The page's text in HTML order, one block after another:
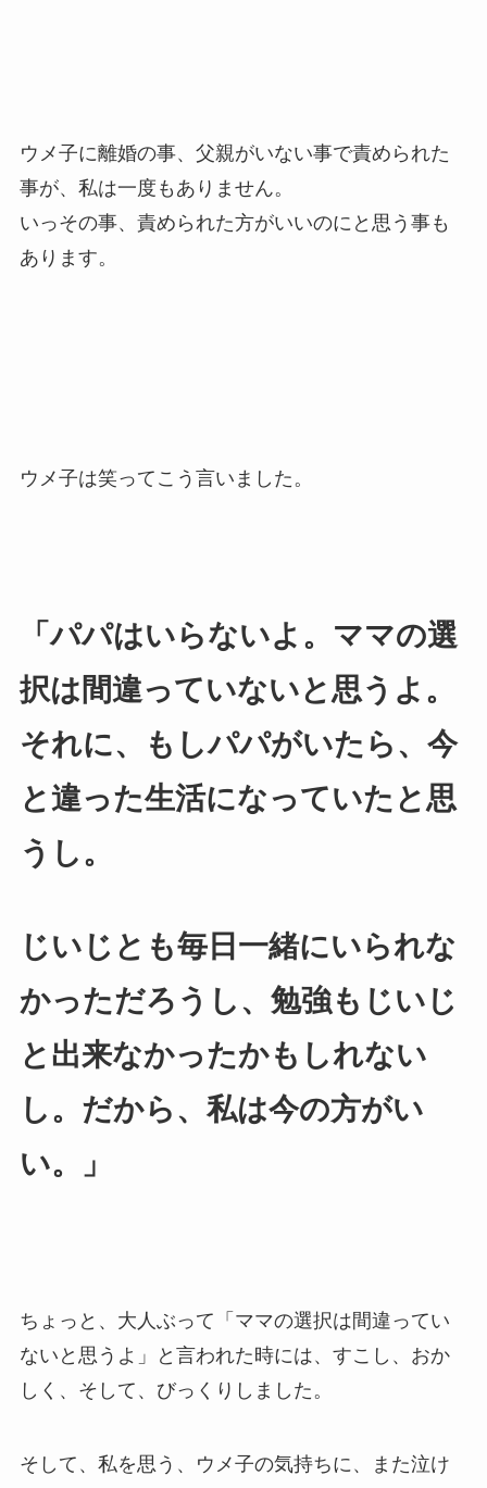
ウメ子に離婚の事、父親がいない事で責められた
事が、私は一度もありません。
いっその事、責められた方がいいのにと思う事も
あります。
ウメ子は笑ってこう言いました。
「パパはいらないよ。ママの選
択は間違っていないと思うよ。
それに、もしパパがいたら、今
と違った生活になっていたと思
うし。
じいじとも毎日 一緒にいられな
かっただろうし、勉強もじいじ
と出来なかったかもしれない
し。だから、私は今の方がい
い。」
ちょっと、大人ぶって「ママの選択は間違ってい
ないと思うよ」と言われた時には、すこし、おか
しく、そして、びっくりしました。
そして、私を思う、ウメ子の気持ちに、また泣け